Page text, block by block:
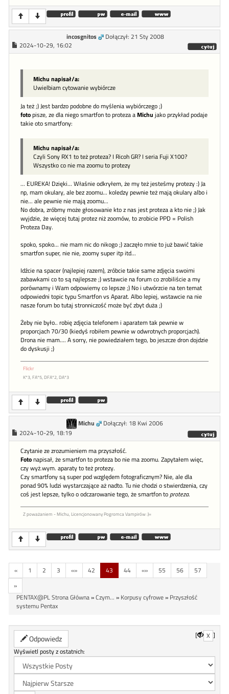
incosgnitos
Dołączył: 21 Sty 2008
2024-10-29, 16:02
Michu napisał/a:
Uwielbiam cytowanie wybiórcze
Ja też ;) Jest bardzo podobne do myślenia wybiórczego ;)
fotopisze, ze dla niego smartfon to proteza aMichu jako przykład podaje
takie oto smartfony:
Michu napisał/a:
Czyli Sony RX1 to też proteza? I Ricoh GR? I seria Fuji X100?
Wszystko co nie ma zoomu to protezy
... EUREKA! Dzięki... Właśnie odkryłem, że my też jesteśmy protezy :) Ja
np, mam okulary, ale bez zoomu... koledzy pewnie też mają okulary albo i
nie... ale pewnie nie mają zoomu...
No dobra, zróbmy może głosowanie kto z nas jest proteza a kto nie ;) Jak
wyjdzie, że więcej tutaj protez niż zoomów, to zrobicie PPD = Polish
Proteza Day.
spoko, spoko... nie mam nic do nikogo ;) zaczęło mnie to już bawić takie
smartfon super, nie nie, zoomy super itp itd...
Idźcie na spacer (najlepiej razem), zróbcie takie same zdjęcia swoimi
zabawkami co to są najlepsze ;) wstawcie na forum co zrobiliście a my
porównamy i Wam odpowiemy co lepsze ;) No i utwórzcie na ten temat
odpowiedni topic typu Smartfon vs Aparat. Albo lepiej, wstawcie na nie
nasze forum bo tutaj stronniczość może być zbyt duża ;)
Żeby nie było.. robię zdjęcia telefonem i aparatem tak pewnie w
proporcjach 70/30 (kiedyś robiłem pewnie w odwrotnych proporcjach).
Drona nie mam.... A sorry, nie powiedziałem tego, bo jeszcze dron dojdzie
do dyskusji ;)
Flickr
K*3, FA*5, DFA*2, DA*3
Michu
Dołączył: 18 Kwi 2006
2024-10-29, 18:19
Czytanie ze zrozumieniem ma przyszłość.
Fotonapisał, że smartfon to proteza bo nie ma zoomu. Zapytałem więc,
czy wyż.wym. aparaty to też protezy.
Czy smartfony są super pod względem fotograficznym? Nie, ale dla
ponad 90% ludzi wystarczające aż nadto. Tu nie chodzi o stwierdzenia, czy
coś jest lepsze, tylko o odczarowanie tego, że smartfon toproteza.
Z poważaniem - Michu, Licencjonowany Pogromca Vampirów :)=
« 1 2 3 «» 42 43 44 «» 55 56
57
»
PENTAX@PL Strona Główna»Czym... » Korpusy cyfrowe» Przyszłość
systemu Pentax
Odpowiedz [ X ]
Wyświetl posty z ostatnich: